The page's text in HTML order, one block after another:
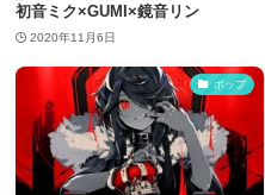
初音ミク×GUMI×鏡音リン
2020年11月6日
ポップ